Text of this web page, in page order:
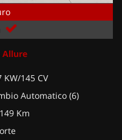
Allure
KW/145 CV
Automatico (6)
Km